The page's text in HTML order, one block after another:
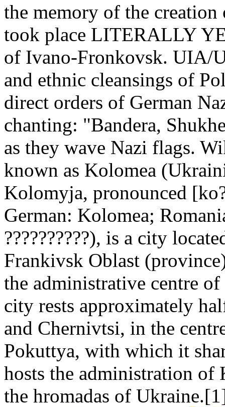
the memory of the
took place LITERALLY
of Ivano-Fronkovsk. UIA/
and ethnic cleansings of
direct orders of German
chanting: "Bandera,
as they wave Nazi flags.
known as Kolomea
Kolomyja, pronounced
German: Kolomea;
??????????), is a city
Frankivsk Oblast
the administrative centre
city rests approximately
and Chernivtsi, in the
Pokuttya, with which it
hosts the administration of
the hromadas of